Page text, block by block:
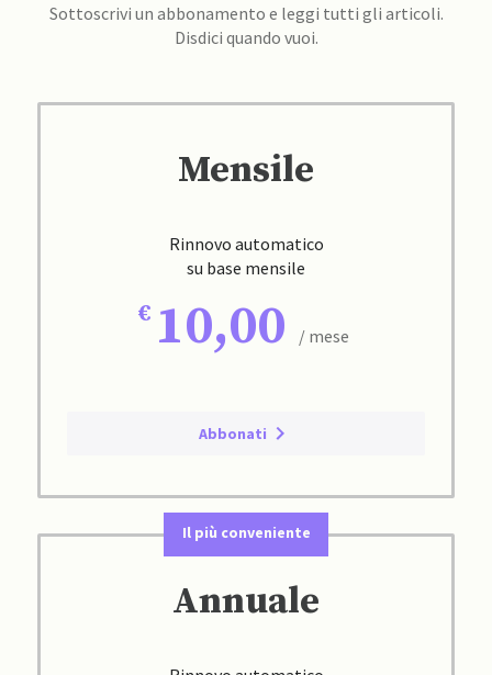
Sottoscrivi un abbonamento e leggi tutti gli articoli.
Disdici quando vuoi.
Mensile
Rinnovo automatico
su base mensile
10,00 / mese
Abbonati
Il più conveniente
Annuale